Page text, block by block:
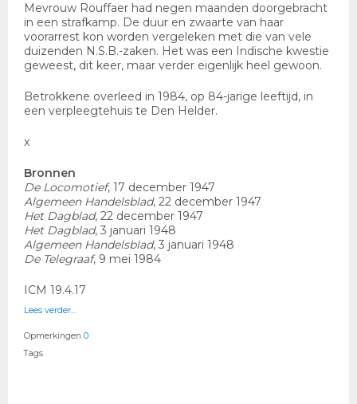
Mevrouw Rouffaer had negen maanden doorgebracht
in een strafkamp. De duur en zwaarte van haar
voorarrest kon worden vergeleken met die van vele
duizenden N.S.B.-zaken. Het was een Indische kwestie
geweest, dit keer, maar verder eigenlijk heel gewoon.
Betrokkene overleed in 1984, op 84-jarige leeftijd, in
een verpleegtehuis te Den Helder.
x
Bronnen
De Locomotief, 17 december 1947
Algemeen Handelsblad, 22 december 1947
Het Dagblad, 22 december 1947
Het Dagblad, 3 januari 1948
Algemeen Handelsblad, 3 januari 1948
De Telegraaf, 9 mei 1984
ICM 19.4.17
Lees verder…
Opmerkingen 0
Tags